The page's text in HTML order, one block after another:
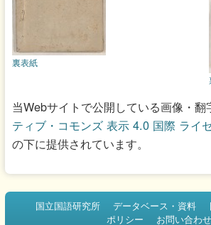
裏表紙
当Webサイトで公開している画像・翻
ティブ・コモンズ 表示 4.0 国際 ライ
の下に提供されています。
国立国語研究所 データベース・資料
ポリシー
お問い合わせ